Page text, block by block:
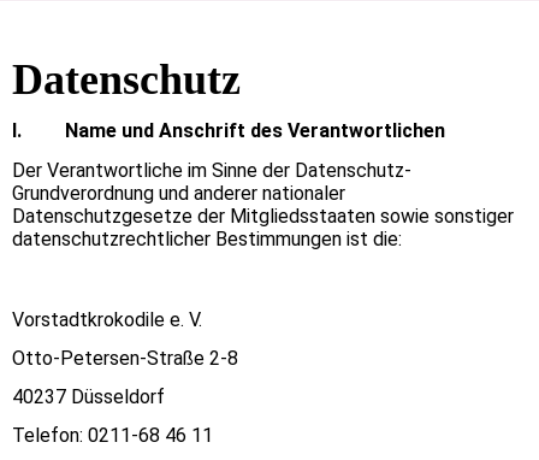
Datenschutz
I. Name und Anschrift des Verantwortlichen
Der Verantwortliche im Sinne der Datenschutz-
Grundverordnung und anderer nationaler
Datenschutzgesetze der Mitgliedsstaaten sowie sonstiger
datenschutzrechtlicher Bestimmungen ist die:
Vorstadtkrokodile e. V.
Otto-Petersen-Straße 2-8
40237 Düsseldorf
Telefon: 0211-68 46 11